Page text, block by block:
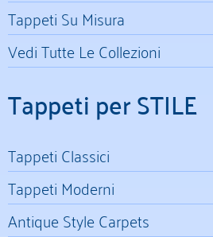
Tappeti Su Misura
Vedi Tutte Le Collezioni
Tappeti per STILE
Tappeti Classici
Tappeti Moderni
Antique Style Carpets